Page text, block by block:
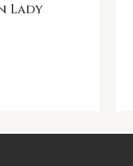
Lady